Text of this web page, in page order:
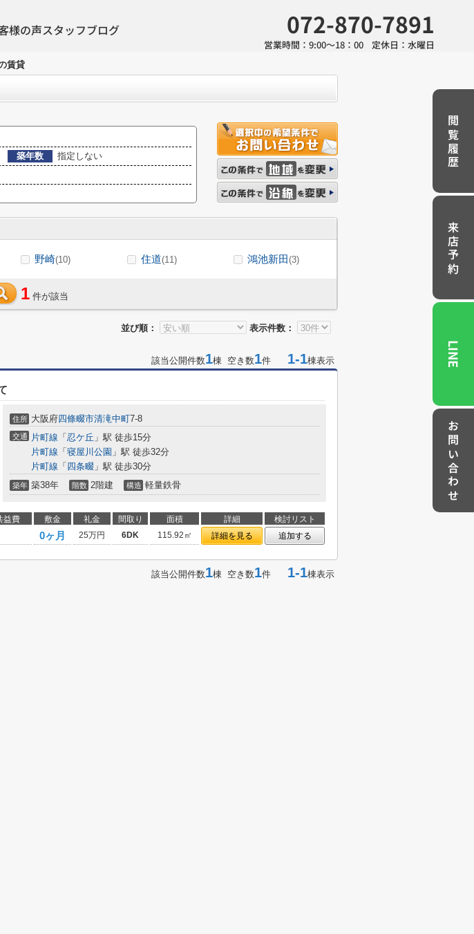
様の声スタッフブログ 072-870-7891
営業時間： 9:00～18：00 定休日： 水曜日
閲覧履歴
来店予約
LINE
お問い合わせ
賃貸
築年数
指定しない
野崎(10) 住道(11) 鴻池新田(3)
1 件が該当
並び順： 表示件数：
該当公開件数1棟 空き数1件 1-1棟表示
住所 大阪府四條畷市清滝中町7-8
交通 片町線 「 忍ケ丘 」駅 徒歩15分
片町線 「 寝屋川公園 」駅 徒歩32分
片町線 「 四条畷 」駅 徒歩30分
築年 築38年 階数 2階建 構造 軽量鉄骨
益費 敷金 礼金 間取り 面積 詳細
検討リスト
0ヶ月 25万円 6DK 115.92㎡ 詳細を見る 追加する
該当公開件数1棟 空き数1件 1-1棟表示